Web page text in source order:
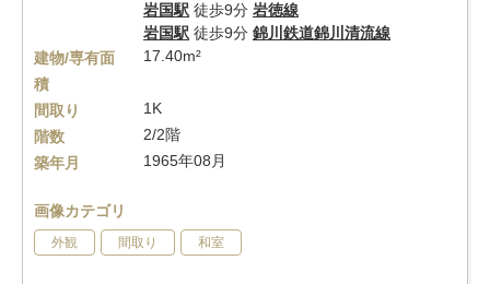
岩国駅 徒歩9分 岩徳線
岩国駅 徒歩9分 錦川鉄道錦川清流線
建物/専有面
積
17.40m²
間取り
1K
階数
2/2階
築年月
1965年08月
画像カテゴリ
外観 間取り 和室